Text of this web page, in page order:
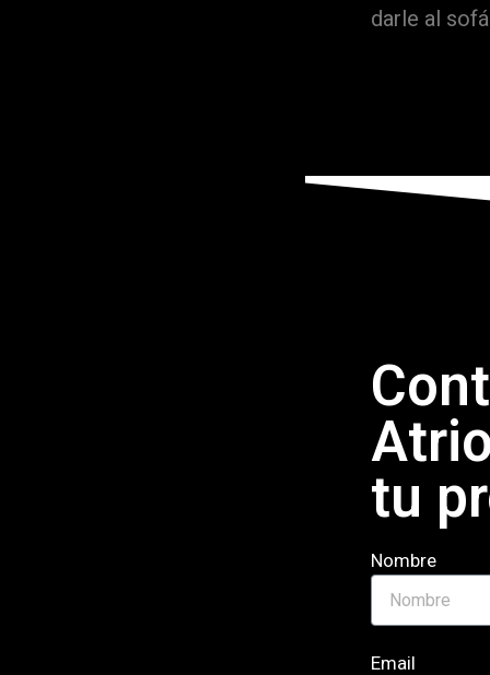
darle al
tu
Nombre
Email